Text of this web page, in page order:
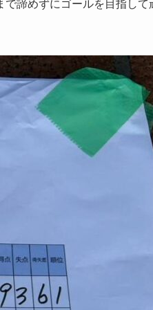
諦めずにゴールを目指して